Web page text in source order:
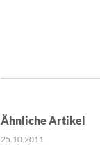
Ähnliche Artikel
25.10.2011